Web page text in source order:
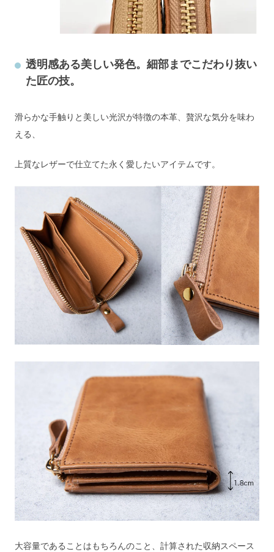
透明感ある美しい発色。細部までこだわり抜い
た匠の技。
滑らかな手触りと美しい光沢が特徴の本革、贅沢な気分を味わ
える、
上質なレザーで仕立てた永く愛したいアイテムです。
大容量であることはもちろんのこと、計算された収納スペース